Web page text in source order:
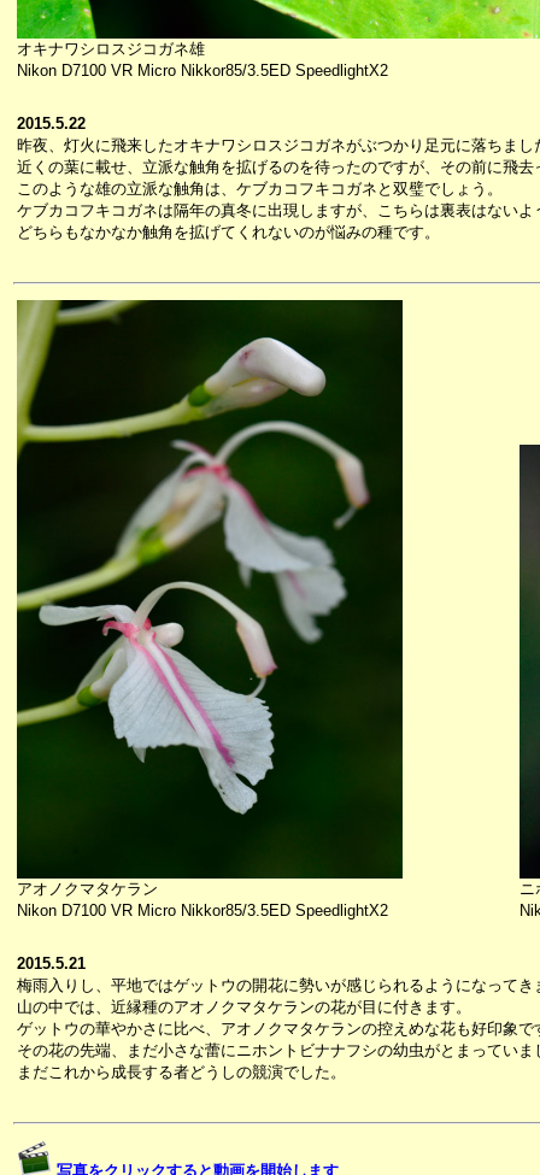
オキナワシロスジコガネ雄
Nikon D7100 VR Micro Nikkor85/3.5ED SpeedlightX2
2015.5.22
昨夜、灯火に飛来したオキナワシロスジコガネがぶつかり足元に落ちまし
近くの葉に載せ、立派な触角を拡げるのを待ったのですが、その前に飛去
このような雄の立派な触角は、ケブカコフキコガネと双璧でしょう。
ケブカコフキコガネは隔年の真冬に出現しますが、こちらは裏表はない
どちらもなかなか触角を拡げてくれないのが悩みの種です。
アオノクマタケラン
Nikon D7100 VR Micro Nikkor85/3.5ED SpeedlightX2
ニ
2015.5.21
梅雨入りし、平地ではゲットウの開花に勢いが感じられるようになってき
山の中では、近縁種のアオノクマタケランの花が目に付きます。
ゲットウの華やかさに比べ、アオノクマタケランの控えめな花も好印象で
その花の先端、まだ小さな蕾にニホントビナナフシの幼虫がとまっていま
まだこれから成長する者どうしの競演でした。
写真をクリックすると動画を開始します